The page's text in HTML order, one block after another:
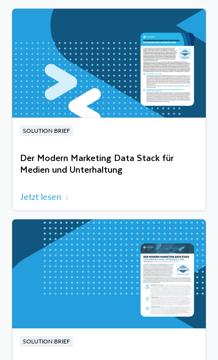
SOLUTION BRIEF
Der Modern Marketing Data Stack für
Medien und Unterhaltung
Jetzt lesen
SOLUTION BRIEF